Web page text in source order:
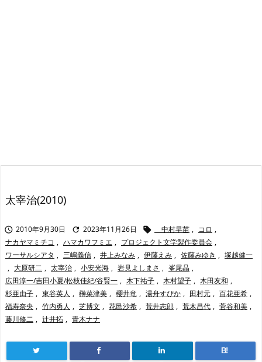
太宰治(2010)
 2010年9月30日  2023年11月26日  中村早苗 , コロ ,
ナカヤマミチコ , ハマカワフミエ , プロジェクト文学製作委員会 ,
ワーサルシアタ , 三嶋義信 , 井上みなみ , 伊藤えみ , 佐藤みゆき , 塚越健一
, 大原研二 , 太宰治 , 小安光海 , 岩見よしまさ , 峯尾晶 ,
広田淳一/吉田小夏/松枝佳紀/谷賢一 , 木下祐子 , 木村望子 , 木田友和 ,
杉亜由子 , 東谷英人 , 榊菜津美 , 櫻井竜 , 湯舟すぴか , 田村元 , 百花亜希 ,
福寿奈央 , 竹内勇人 , 芝博文 , 花邑沙希 , 荒井志郎 , 荒木昌代 , 菅谷和美 ,
藤川修二 , 辻井拓 , 青木ナナ
B!